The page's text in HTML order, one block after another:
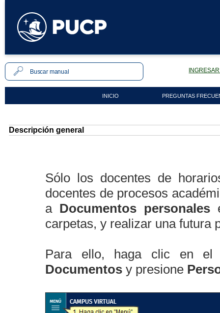
INICIO PREGUNTAS
Descripción general
Sólo los docentes de
docentes de procesos
a Documentos personales
carpetas, y realizar una futura
Para ello, haga clic en el
Documentos y presione